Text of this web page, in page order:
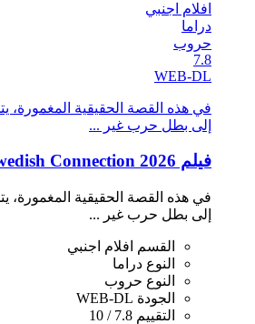
افلام اجنبي
دراما
حروب
7.8
WEB-DL
في هذه القصة الحقيقية
إلى بطل حرب غير ...
فيلم The Swedish Connection 2026 مترجم HD
في هذه القصة الحقيقية
إلى بطل حرب غير ...
القسم
افلام اجنبي
النوع دراما
النوع حروب
الجودة WEB-DL
التقييم 7.8 / 10